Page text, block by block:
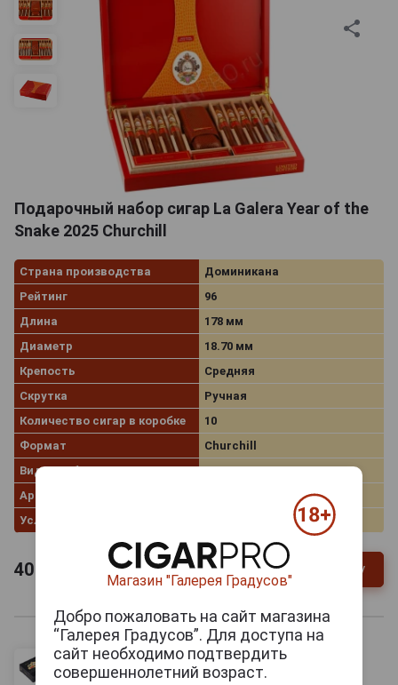
Подарочный набор сигар La Galera Year of the
Snake 2025 Churchill
Страна производства
Доминикана
Рейтинг
96
Длина
178 мм
Диаметр
18.70 мм
Крепость
Средняя
Скрутка
Ручная
Количество сигар в коробке
10
Формат
Churchill
Вид коробки
Деревянная
Артикул
Условия продаж
Только самовывоз
40 500 - + В заявку
Магазин "Галерея Градусов"
Добро пожаловать на сайт магазина
“Галерея Градусов”. Для доступа на
сайт необходимо подтвердить
совершеннолетний возраст.